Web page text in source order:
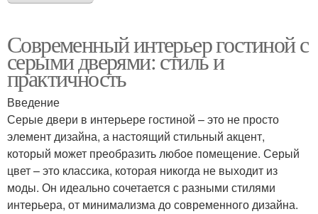
Современный интерьер гостиной с
серыми дверями: стиль и
практичность
Введение
Серые двери в интерьере гостиной – это не просто
элемент дизайна, а настоящий стильный акцент,
который может преобразить любое помещение. Серый
цвет – это классика, которая никогда не выходит из
моды. Он идеально сочетается с разными стилями
интерьера, от минимализма до современного дизайна.